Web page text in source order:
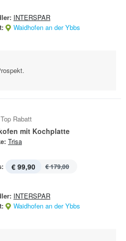
INTERSPAR
Waidhofen an der Ybbs
Top Rabatt
mit Kochplatte
Trisa
€ 99,90 € 179,00
INTERSPAR
Waidhofen an der Ybbs